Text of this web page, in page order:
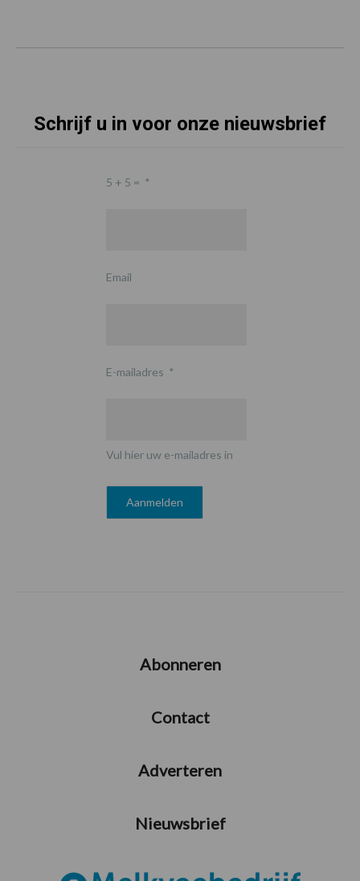
Schrijf u in voor onze nieuwsbrief
5 + 5 = *
Email
E-mailadres *
Vul hier uw e-mailadres in
Abonneren
Contact
Adverteren
Nieuwsbrief